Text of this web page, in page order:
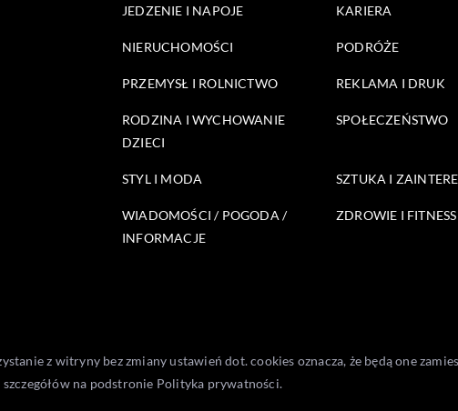
JEDZENIE I NAPOJE KARIERA
NIERUCHOMOŚCI PODRÓŻE
PRZEMYSŁ I ROLNICTWO REKLAMA I DRUK
RODZINA I WYCHOWANIE
DZIECI
SPOŁECZEŃSTWO
STYL I MODA SZTUKA I
WIADOMOŚCI / POGODA /
INFORMACJE
ZDROWIE I FITNESS
z witryny bez zmiany ustawień dot. cookies oznacza, że będą one
na podstronie Polityka prywatności.